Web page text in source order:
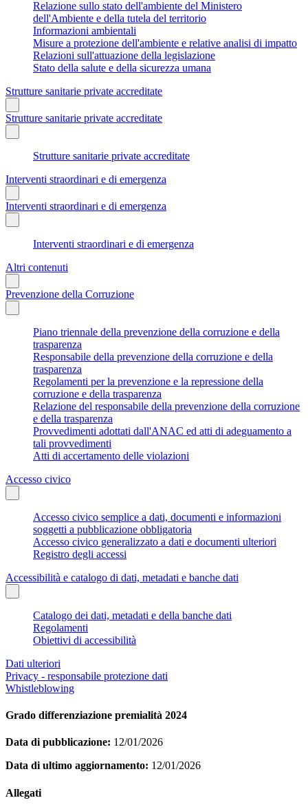
Relazione sullo stato dell'ambiente del Ministero
dell'Ambiente e della tutela del territorio
Informazioni ambientali
Misure a protezione dell'ambiente e relative analisi di impatto
Relazioni sull'attuazione della legislazione
Stato della salute e della sicurezza umana
Strutture sanitarie private accreditate
Strutture sanitarie private accreditate
Strutture sanitarie private accreditate
Interventi straordinari e di emergenza
Interventi straordinari e di emergenza
Interventi straordinari e di emergenza
Altri contenuti
Prevenzione della Corruzione
Piano triennale della prevenzione della corruzione e della
trasparenza
Responsabile della prevenzione della corruzione e della
trasparenza
Regolamenti per la prevenzione e la repressione della
corruzione e della trasparenza
Relazione del responsabile della prevenzione della corruzione
e della trasparenza
Provvedimenti adottati dall'ANAC ed atti di adeguamento a
tali provvedimenti
Atti di accertamento delle violazioni
Accesso civico
Accesso civico semplice a dati, documenti e informazioni
soggetti a pubblicazione obbligatoria
Accesso civico generalizzato a dati e documenti ulteriori
Registro degli accessi
Accessibilità e catalogo di dati, metadati e banche dati
Catalogo dei dati, metadati e della banche dati
Regolamenti
Obiettivi di accessibilità
Dati ulteriori
Privacy - responsabile protezione dati
Whistleblowing
Grado differenziazione premialità 2024
Data di pubblicazione: 12/01/2026
Data di ultimo aggiornamento: 12/01/2026
Allegati